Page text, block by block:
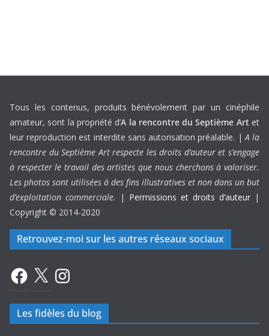
Tous les contenus, produits bénévolement par un cinéphile
amateur, sont la propriété d’A la rencontre du Septième Art et
leur reproduction est interdite sans autorisation préalable. |A la
rencontre du Septième Art respecte les droits d’auteur et s’engage
à respecter le travail des artistes que nous cherchons à valoriser.
Les photos sont utilisées à des fins illustratives et non dans un but
d’exploitation commerciale.
| Permissions et droits d’auteur |
Copyright © 2014-2020
Retrouvez-moi sur les autres réseaux sociaux
Facebook
X Instagram
Les fidèles du blog